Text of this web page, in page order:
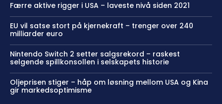
Færre aktive rigger i USA – laveste nivå siden 2021
EU vil satse stort på kjernekraft – trenger over 240
milliarder euro
Nintendo Switch 2 setter salgsrekord – raskest
selgende spillkonsollen i selskapets historie
Oljeprisen stiger – håp om løsning mellom USA og Kina
gir markedsoptimisme